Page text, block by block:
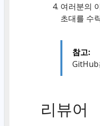
여러분의
초대를 수
참고:
GitHub
리뷰어